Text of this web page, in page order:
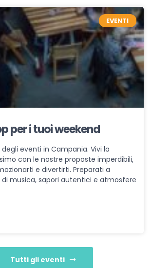
EVENTI
per i tuoi weekend
eventi in Campania. Vivi la
con le nostre proposte imperdibili,
e divertirti. Preparati a
musica, sapori autentici e atmosfere
Tutti gli eventi